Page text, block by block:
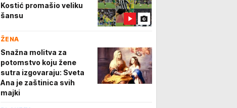
Kostić promašio veliku
šansu
ŽENA
Snažna molitva za
potomstvo koju žene
sutra izgovaraju: Sveta
Ana je zaštinica svih
majki